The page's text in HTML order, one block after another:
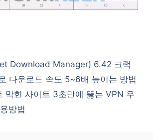
Download Manager) 6.42 크랙
다운로드 속도 5~6배 높이는 방법
막힌 사이트 3초만에 뚫는 VPN 우
방법